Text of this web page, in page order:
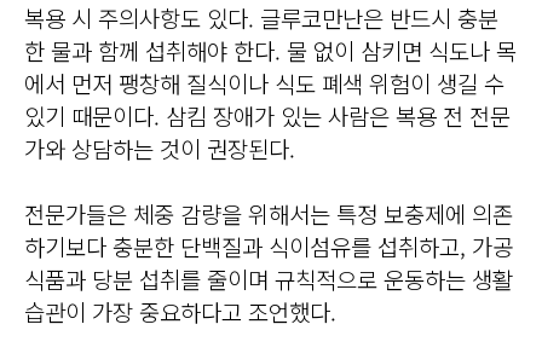
복용 시 주의사항도 있다. 글루코만난은 반드시 충분
한 물과 함께 섭취해야 한다. 물 없이 삼키면 식도나 목
에서 먼저 팽창해 질식이나 식도 폐색 위험이 생길 수
있기 때문이다. 삼킴 장애가 있는 사람은 복용 전 전문
가와 상담하는 것이 권장된다.
전문가들은 체중 감량을 위해서는 특정 보충제에 의존
하기보다 충분한 단백질과 식이섬유를 섭취하고, 가공
식품과 당분 섭취를 줄이며 규칙적으로 운동하는 생활
습관이 가장 중요하다고 조언했다.